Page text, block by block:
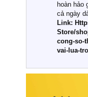
Khác với
thường,
cao cấp
nghiêm
liệu tự
nhuộm
này, bạn
hoàn hảo
cả ngày
Link:
Store/
cong-so-
vai-lua-